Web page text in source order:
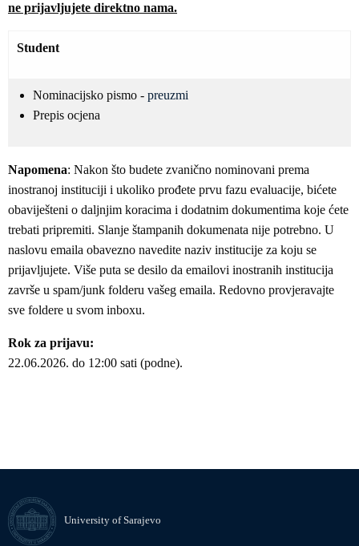
ne prijavljujete direktno nama.
Student
Nominacijsko pismo - preuzmi
Prepis ocjena
Napomena: Nakon što budete zvanično nominovani prema
inostranoj instituciji i ukoliko prođete prvu fazu evaluacije, bićete
obaviješteni o daljnjim koracima i dodatnim dokumentima koje ćete
trebati pripremiti. Slanje štampanih dokumenata nije potrebno. U
naslovu emaila obavezno navedite naziv institucije za koju se
prijavljujete. Više puta se desilo da emailovi inostranih institucija
završe u spam/junk folderu vašeg emaila. Redovno provjeravajte
sve foldere u svom inboxu.
Rok za prijavu:
22.06.2026. do 12:00 sati (podne).
University of Sarajevo